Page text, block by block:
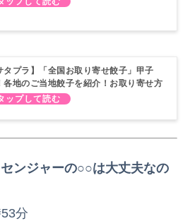
タプラ】「全国お取り寄せ餃子」甲子
各地のご当地餃子を紹介！お取り寄せ方
！
ンジャーの○○は大丈夫なの
分